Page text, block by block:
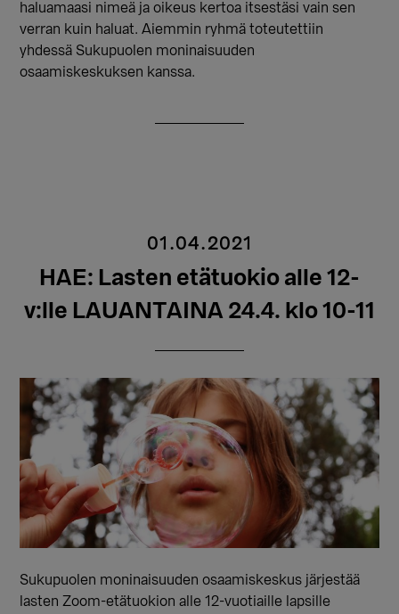
haluamaasi nimeä ja oikeus kertoa itsestäsi vain sen
verran kuin haluat. Aiemmin ryhmä toteutettiin
yhdessä Sukupuolen moninaisuuden
osaamiskeskuksen kanssa.
01.04.2021
HAE: Lasten etätuokio alle 12-
v:lle LAUANTAINA 24.4. klo 10-11
Sukupuolen moninaisuuden osaamiskeskus järjestää
lasten Zoom-etätuokion alle 12-vuotiaille lapsille